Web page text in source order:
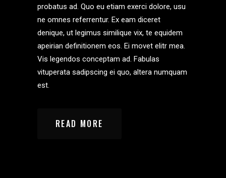
probatus ad. Quo eu etiam exerci dolore, usu
ne omnes referrentur. Ex eam diceret
denique, ut legimus similique vix, te equidem
apeirian definitionem eos. Ei movet elitr mea.
Vis legendos conceptam ad. Fabulas
vituperata sadipscing ei quo, altera numquam
est.
READ MORE